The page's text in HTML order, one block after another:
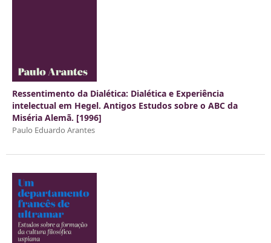
Ressentimento da Dialética: Dialética e Experiência
intelectual em Hegel. Antigos Estudos sobre o ABC da
Miséria Alemã. [1996]
Paulo Eduardo Arantes